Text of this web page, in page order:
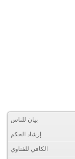
بيان للناس
إرشاد الحكم
الكافي للفتاوي